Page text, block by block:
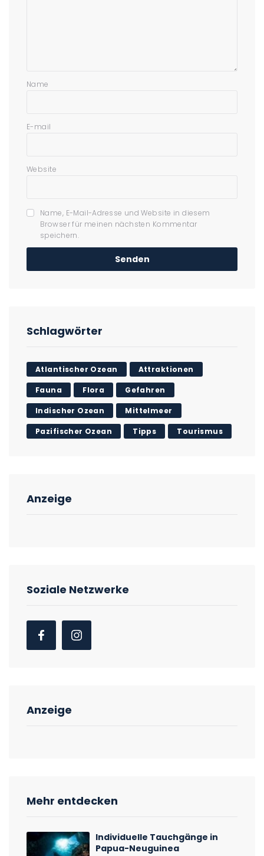
Name
E-mail
Website
Name, E-Mail-Adresse und Website in diesem
Browser für meinen nächsten Kommentar
speichern.
Schlagwörter
Atlantischer Ozean Attraktionen
Fauna Flora Gefahren
Indischer Ozean Mittelmeer
Pazifischer Ozean Tipps Tourismus
Anzeige
Soziale Netzwerke
Anzeige
Mehr entdecken
Individuelle Tauchgänge in
Papua-Neuguinea